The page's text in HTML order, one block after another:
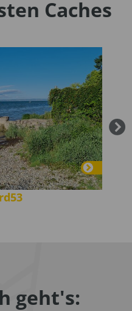
Caches
geht's: